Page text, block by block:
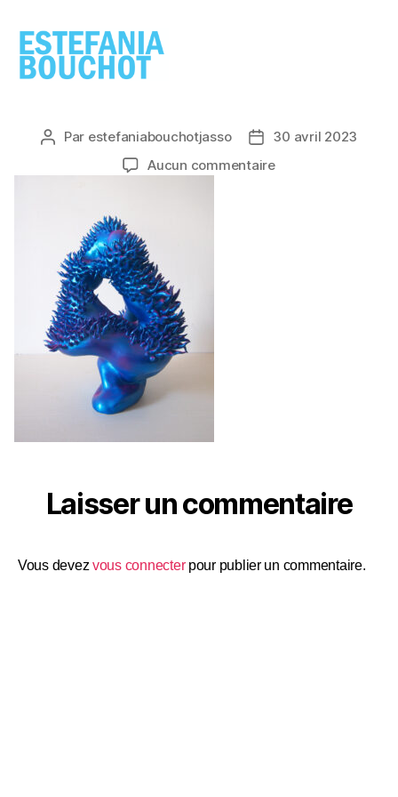
Auteur
l’article
Par estefaniabouchotjasso
Date
de
30 avril 2023
Aucun commentairesur
Laisser un commentaire
Vous devezvous connecterpour publier un commentaire.